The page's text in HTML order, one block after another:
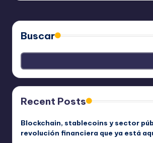
Buscar
Recent Posts
Blockchain, stablecoins y sector
revolución financiera que ya está